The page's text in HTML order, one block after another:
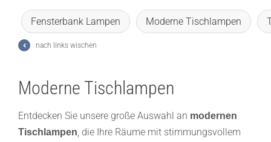
Fensterbank Lampen Moderne Tischlampen
nach links wischen
Moderne Tischlampen
Entdecken Sie unsere große Auswahl an modernen
Tischlampen, die Ihre Räume mit stimmungsvollem